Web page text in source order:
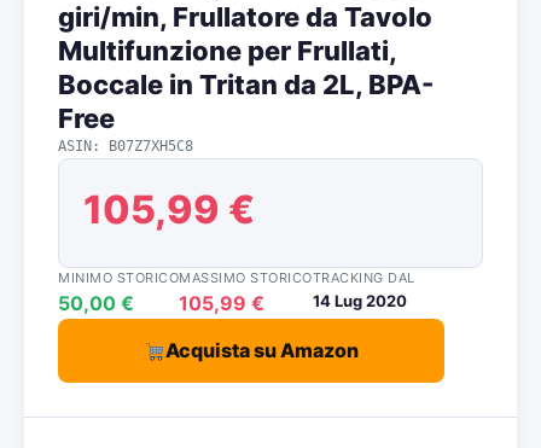
giri/min, Frullatore da Tavolo
Multifunzione per Frullati,
Boccale in Tritan da 2L, BPA-
Free
ASIN: B07Z7XH5C8
105,99 €
MINIMO STORICO
50,00 €
MASSIMO STORICO
105,99 €
TRACKING DAL
14 Lug 2020
Acquista su Amazon